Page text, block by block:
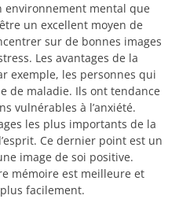
environnement mental que
un excellent moyen de
sur de bonnes images
Les avantages de la
exemple, les personnes qui
de maladie. Ils ont tendance
vulnérables à l’anxiété.
les plus importants de la
Ce dernier point est un
image de soi positive.
mémoire est meilleure et
facilement.